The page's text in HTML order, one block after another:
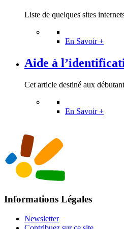
Liste de quelques sites
En Savoir +
Aide à
Cet article destiné aux
En Savoir +
Informations Légales
Newsletter